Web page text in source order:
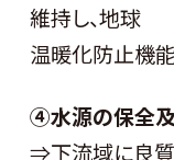
維持し、地球
温暖化防止機
④水源の保全
⇒下流域に良質